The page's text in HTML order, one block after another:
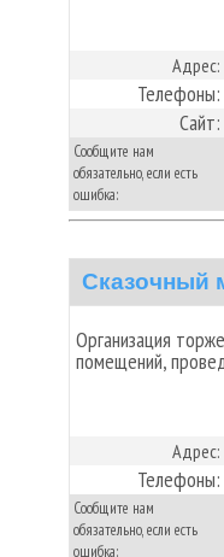
Адрес:
Телефоны:
Сайт:
Сообщите нам
обязательно, если есть
ошибка:
Cказочный
Организация
помещений,
Адрес:
Телефоны:
Сообщите нам
обязательно, если есть
ошибка: